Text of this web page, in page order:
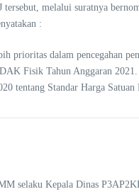
melalui suratnya
:
prioritas dalam pencegahan
Fisik Tahun Anggaran 2021.
tentang Standar Harga Satuan
selaku Kepala Dinas